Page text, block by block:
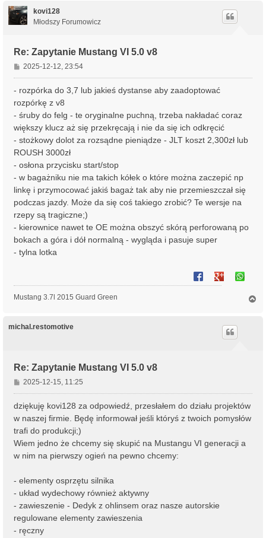
kovi128
Młodszy Forumowicz
Re: Zapytanie Mustang VI 5.0 v8
P
o
s
2025-12-12, 23:54
- rozpórka do 3,7 lub jakieś dystanse aby zaadoptować
rozpórkę z v8
- śruby do felg - te oryginalne puchną, trzeba nakładać coraz
większy klucz aż się przekręcają i nie da się ich odkręcić
- stożkowy dolot za rozsądne pieniądze - JLT koszt 2,300zł lub
ROUSH 3000zł
- osłona przycisku start/stop
- w bagażniku nie ma takich kółek o które można zaczepić np
linkę i przymocować jakiś bagaż tak aby nie przemieszczał się
podczas jazdy. Może da się coś takiego zrobić? Te wersje na
rzepy są tragiczne;)
- kierownice nawet te OE można obszyć skórą perforowaną po
bokach a góra i dół normalną - wygląda i pasuje super
- tylna lotka
Mustang 3.7l 2015 Guard Green
michal.restomotive
Re: Zapytanie Mustang VI 5.0 v8
P
o
s
2025-12-15, 11:25
dziękuję kovi128 za odpowiedź, przesłałem do działu projektów
w naszej firmie. Będę informował jeśli któryś z twoich pomysłów
trafi do produkcji;)
Wiem jedno że chcemy się skupić na Mustangu VI generacji a
w nim na pierwszy ogień na pewno chcemy:
- elementy osprzętu silnika
- ⁠układ wydechowy również aktywny
- ⁠zawieszenie - Dedyk z ohlinsem oraz nasze autorskie
regulowane elementy zawieszenia
- ⁠ręczny